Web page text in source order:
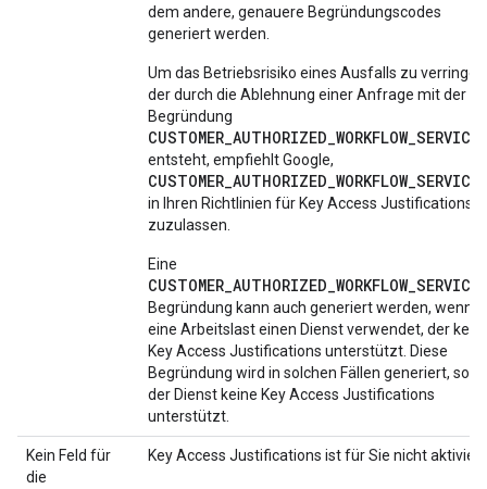
dem andere, genauere Begründungscodes
generiert werden.
Um das Betriebsrisiko eines Ausfalls zu
der durch die Ablehnung einer Anfrage mit der
Begründung
entsteht, empfiehlt Google,
in Ihren Richtlinien für Key Access Justifications
zuzulassen.
Eine
Begründung kann auch generiert werden, wenn
eine Arbeitslast einen Dienst verwendet, der
Key Access Justifications unterstützt. Diese
Begründung wird in solchen Fällen generiert,
der Dienst keine Key Access Justifications
unterstützt.
Kein Feld für
die
Key Access Justifications ist für Sie nicht